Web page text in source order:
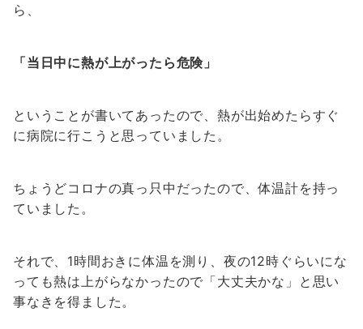
ら、
「当日中に熱が上がったら危険」
ということが書いてあったので、熱が出始めたらすぐ
に病院に行こうと思っていました。
ちょうどコロナの真っ只中だったので、体温計を持っ
ていました。
それで、1時間おきに体温を測り、夜の12時ぐらいにな
っても熱は上がらなかったので「大丈夫かな」と思い
事なきを得ました。